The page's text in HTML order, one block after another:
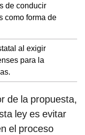
de conducir
como forma de
al exigir
para la
de la propuesta,
ley es evitar
el proceso